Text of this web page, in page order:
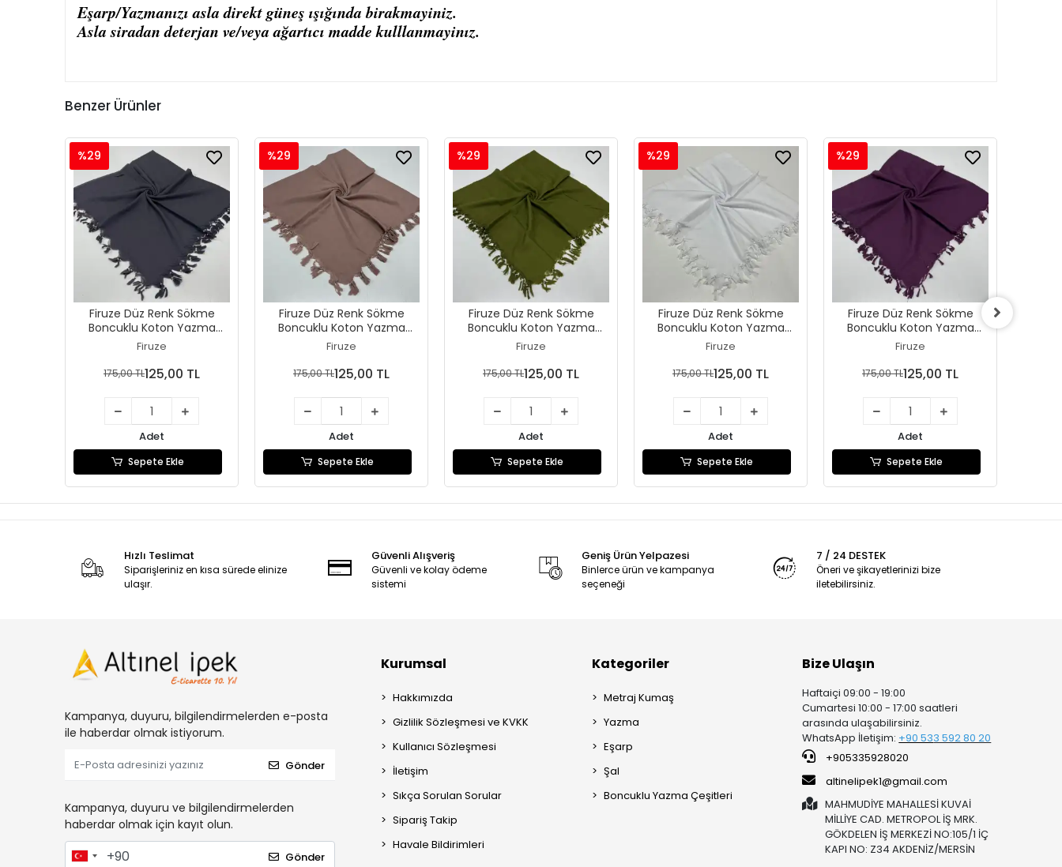
Eşarp/Yazmanızı asla direkt güneş ışığında birakmayiniz.
Asla siradan deterjan ve/veya ağartıcı madde kulllanmayinız.
Benzer Ürünler
Firuze Düz Renk Sökme
Boncuklu Koton Yazma
(sm-48-12)
Firuze
%29
175,00 TL125,00 TL
Adet
Sepete Ekle
Firuze Düz Renk Sökme
Boncuklu Koton Yazma
(sm-48-11)
Firuze
%29
175,00 TL125,00 TL
Adet
Sepete Ekle
Firuze Düz Renk Sökme
Boncuklu Koton Yazma
(sm-48-10)
Firuze
%29
175,00 TL125,00 TL
Adet
Sepete Ekle
Firuze Düz Renk Sökme
Boncuklu Koton Yazma
(sm-48-09)
Firuze
%29
175,00 TL125,00 TL
Adet
Sepete Ekle
Firuze Düz Renk Sökme
Boncuklu Koton Yazma
(sm-48-08)
Firuze
%29
175,00 TL125,00 TL
Adet
Sepete Ekle
Hızlı Teslimat
Siparişleriniz en kısa sürede elinize
ulaşır.
Güvenli Alışveriş
Güvenli ve kolay ödeme
sistemi
Geniş Ürün Yelpazesi
Binlerce ürün ve kampanya
seçeneği
7 / 24 DESTEK
Öneri ve şikayetlerinizi bize
iletebilirsiniz.
Kampanya, duyuru, bilgilendirmelerden e-posta
ile haberdar olmak istiyorum.
Gönder
Kampanya, duyuru ve bilgilendirmelerden
haberdar olmak için kayıt olun.
Gönder
Kurumsal
Hakkımızda
Gizlilik Sözleşmesi ve KVKK
Kullanıcı Sözleşmesi
İletişim
Sıkça Sorulan Sorular
Sipariş Takip
Havale Bildirimleri
Kategoriler
Metraj Kumaş
Yazma
Eşarp
Şal
Boncuklu Yazma Çeşitleri
Bize Ulaşın
Haftaiçi 09:00 - 19:00
Cumartesi 10:00 - 17:00 saatleri
arasında ulaşabilirsiniz.
WhatsApp İletişim: +90 533 592 80 20
+905335928020
altinelipek1@gmail.com
MAHMUDİYE MAHALLESİ KUVAİ
MİLLİYE CAD. METROPOL İŞ MRK.
GÖKDELEN İŞ MERKEZİ NO:105/1 İÇ
KAPI NO: Z34 AKDENİZ/MERSİN